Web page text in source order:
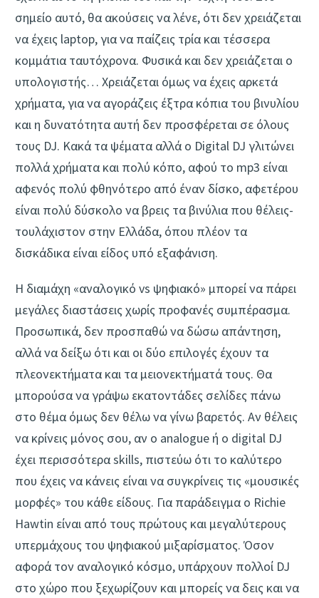
σημείο αυτό, θα ακούσεις να λένε, ότι δεν χρειάζεται
να έχεις laptop, για να παίζεις τρία και τέσσερα
κομμάτια ταυτόχρονα. Φυσικά και δεν χρειάζεται ο
υπολογιστής… Xρειάζεται όμως να έχεις αρκετά
χρήματα, για να αγοράζεις έξτρα κόπια του βινυλίου
και η δυνατότητα αυτή δεν προσφέρεται σε όλους
τους DJ. Κακά τα ψέματα αλλά ο Digital DJ γλιτώνει
πολλά χρήματα και πολύ κόπο, αφού το mp3 είναι
αφενός πολύ φθηνότερο από έναν δίσκο, αφετέρου
είναι πολύ δύσκολο να βρεις τα βινύλια που θέλεις-
τουλάχιστον στην Ελλάδα, όπου πλέον τα
δισκάδικα είναι είδος υπό εξαφάνιση.
Η διαμάχη «αναλογικό vs ψηφιακό» μπορεί να πάρει
μεγάλες διαστάσεις χωρίς προφανές συμπέρασμα.
Προσωπικά, δεν προσπαθώ να δώσω απάντηση,
αλλά να δείξω ότι και οι δύο επιλογές έχουν τα
πλεονεκτήματα και τα μειονεκτήματά τους. Θα
μπορούσα να γράψω εκατοντάδες σελίδες πάνω
στο θέμα όμως δεν θέλω να γίνω βαρετός. Αν θέλεις
να κρίνεις μόνος σου, αν ο analogue ή o digital DJ
έχει περισσότερα skills, πιστεύω ότι το καλύτερο
που έχεις να κάνεις είναι να συγκρίνεις τις «μουσικές
μορφές» του κάθε είδους. Για παράδειγμα ο Richie
Hawtin είναι από τους πρώτους και μεγαλύτερους
υπερμάχους του ψηφιακού μιξαρίσματος. Όσον
αφορά τον αναλογικό κόσμο, υπάρχουν πολλοί DJ
στο χώρο που ξεχωρίζουν και μπορείς να δεις και να